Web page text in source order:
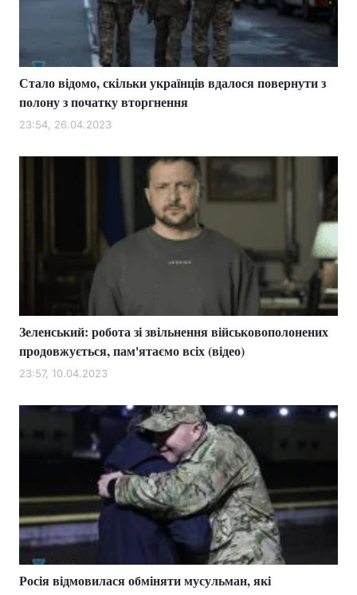
Стало відомо, скільки українців вдалося повернути з
полону з початку вторгнення
23:54, 26.04.2023
Зеленський: робота зі звільнення військовополонених
продовжується, пам'ятаємо всіх (відео)
23:57, 10.04.2023
Росія відмовилася обміняти мусульман, які